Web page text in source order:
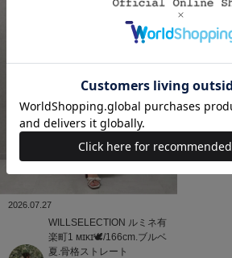
2026.07.27
WILLSELECTION ルミネ有
楽町1 ᴍɪᴋɪ🕊/166cm.ブルベ
夏.骨格ストレート